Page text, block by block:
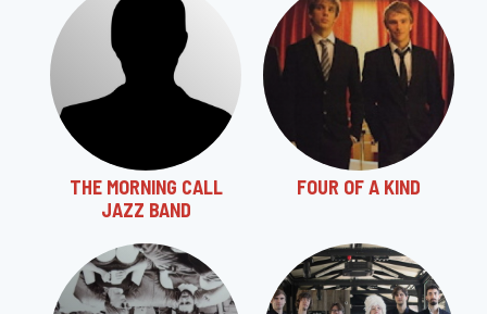
THE MORNING CALL
JAZZ BAND
FOUR OF A KIND